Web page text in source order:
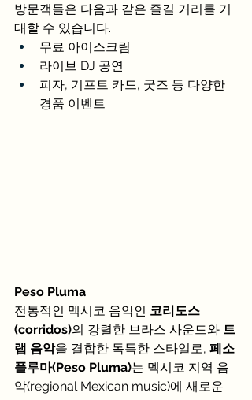
방문객들은 다음과 같은 즐길 거리를 기
대할 수 있습니다.
무료 아이스크림
라이브 DJ 공연
피자, 기프트 카드, 굿즈 등 다양한
경품 이벤트
Peso Pluma
전통적인 멕시코 음악인 코리도스
(corridos)의 강렬한 브라스 사운드와 트
랩 음악을 결합한 독특한 스타일로, 페소
플루마(Peso Pluma)는 멕시코 지역 음
악(regional Mexican music)에 새로운